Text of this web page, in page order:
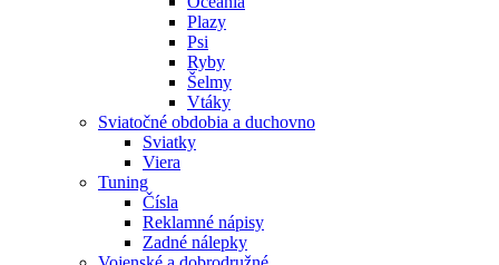
Plazy
Psi
Ryby
Šelmy
Vtáky
Sviatočné obdobia a duchovno
Sviatky
Viera
Tuning
Čísla
Reklamné nápisy
Zadné nálepky